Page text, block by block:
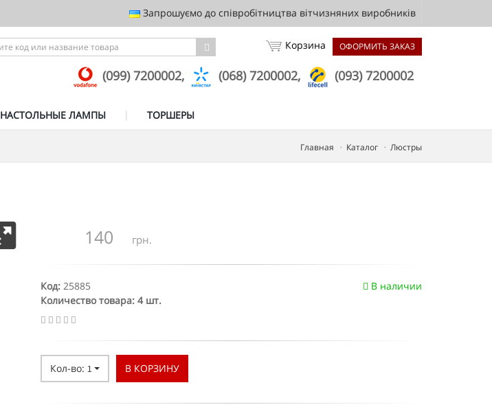
Запрошуємо до співробітництва вітчизняних виробників
ОФОРМИТЬ ЗАКАЗ
Корзина
(099) 7200002, (068) 7200002, (093) 7200002
НАСТОЛЬНЫЕ ЛАМПЫ ТОРШЕРЫ
Главная Каталог Люстры
140 грн.
В наличии
Код: 25885
Количество товара: 4 шт.
Кол-во: 1 В КОРЗИНУ